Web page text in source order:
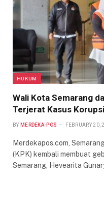
HUKUM
Wali Kota Semarang
Terjerat Kasus
BY MERDEKA-POS FEBRUARY 20,
Merdekapos.com,
(KPK) kembali membuat
Semarang, Hevearita